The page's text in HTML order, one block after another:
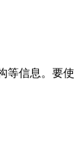
等信息。要使